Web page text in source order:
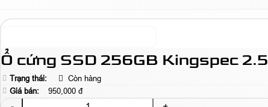
Ổ cứng SSD 256GB Kingspec 2.5
Trạng thái: Còn hàng
Giá bán:
950,000 đ